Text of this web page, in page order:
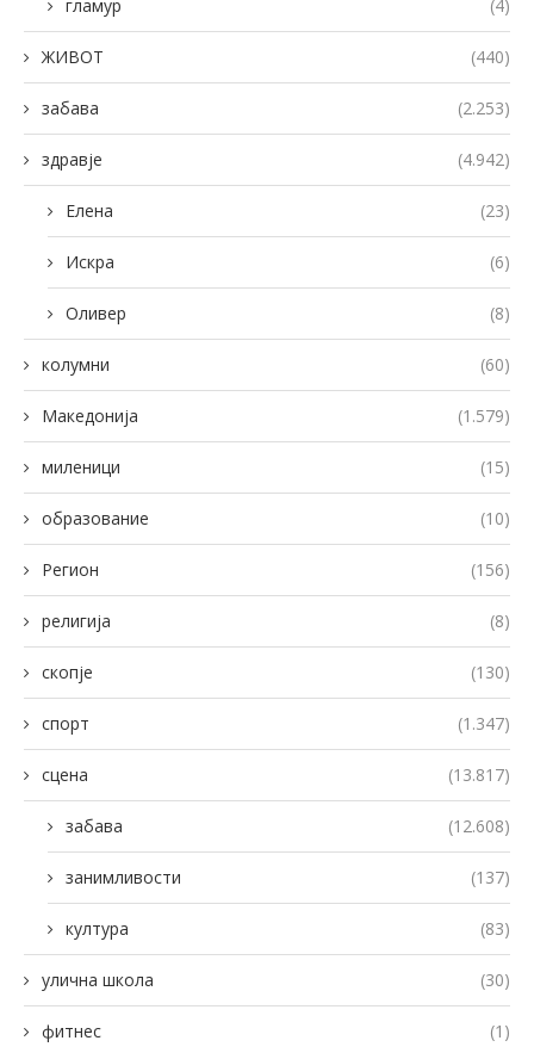
гламур (4)
ЖИВОТ (440)
забава (2.253)
здравје (4.942)
Елена (23)
Искра (6)
Оливер (8)
колумни (60)
Македонија (1.579)
миленици (15)
образование (10)
Регион (156)
религија (8)
скопје (130)
спорт (1.347)
сцена (13.817)
забава (12.608)
занимливости (137)
култура (83)
улична школа (30)
фитнес (1)